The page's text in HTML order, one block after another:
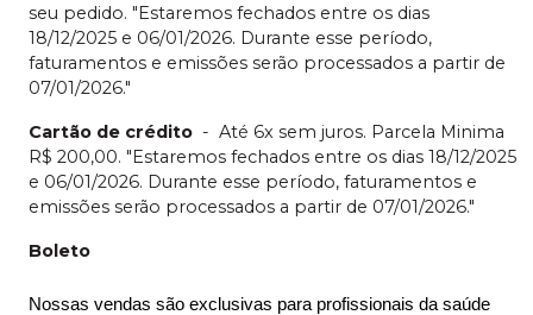
seu pedido. "Estaremos fechados entre os dias
18/12/2025 e 06/01/2026. Durante esse período,
faturamentos e emissões serão processados a partir de
07/01/2026."
Cartão de crédito - Até 6x sem juros. Parcela Minima
R$ 200,00. "Estaremos fechados entre os dias 18/12/2025
e 06/01/2026. Durante esse período, faturamentos e
emissões serão processados a partir de 07/01/2026."
Boleto
Nossas vendas são exclusivas para profissionais da saúde